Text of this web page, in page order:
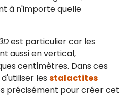
à n'importe quelle
est particulier car les
aussi en vertical,
centimètres. Dans ces
les stalactites
précisément pour créer cet